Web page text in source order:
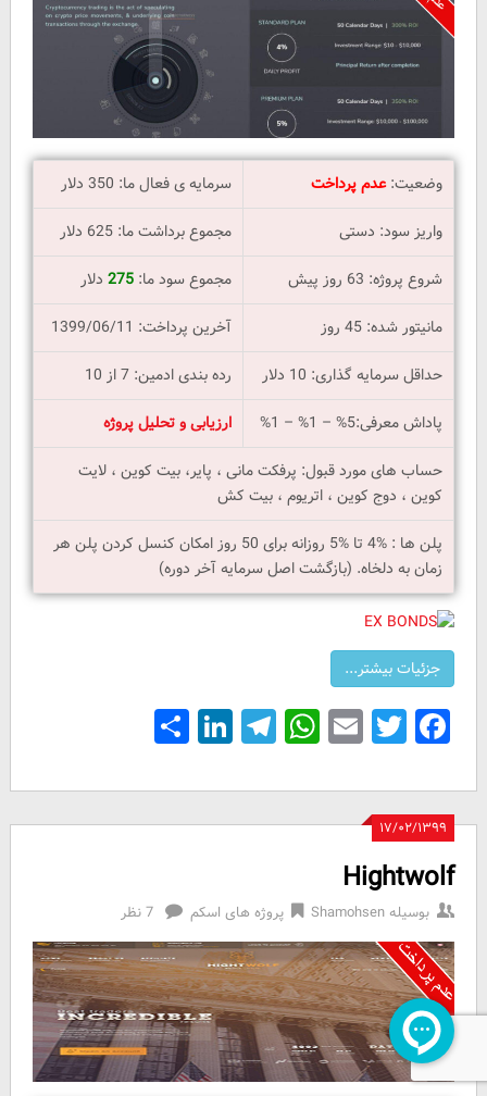
وضعیت:عدم پرداخت
سرمایه ی فعال ما: 350 دلار
واریز سود: دستی
مجموع برداشت ما: 625 دلار
شروع پروژه: 63 روز پیش
مجموع سود ما: 275 دلار
مانیتور شده: 45 روز
آخرین پرداخت: 1399/06/11
حداقل سرمایه گذاری: 10 دلار
رده بندی ادمین: 7 از 10
پاداش معرفی:5% – 1% – 1%
ارزیابی و تحلیل پروژه
حساب های مورد قبول: پرفکت مانی ، پایر، بیت کوین ، لایت
کوین ، دوج کوین ، اتریوم ، بیت کش
پلن ها : %4 تا %5 روزانه برای 50 روز امکان کنسل کردن پلن هر
زمان به دلخاه. (بازگشت اصل سرمایه آخر دوره)
Facebook
Twitter
Email
WhatsApp
Telegram
LinkedIn
Share
۱۷/۰۲/۱۳۹۹
Hightwolf
بوسیلهShamohsen پروژه های اسکم 7 نظر